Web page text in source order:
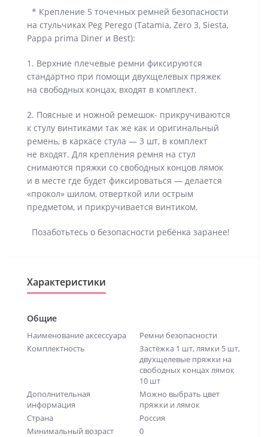
* Крепление 5 точечных ремней безопасности
на стульчиках Peg Perego (Tatamia, Zero 3, Siesta,
Pappa prima Diner и Best):
1. Верхние плечевые ремни фиксируются
стандартно при помощи двухщелевых пряжек
на свободных концах, входят в комплект.
2. Поясные и ножной ремешок- прикручиваются
к стулу винтиками так же как и оригинальный
ремень, в каркасе стула — 3 шт, в комплект
не входят. Для крепления ремня на стул
снимаются пряжки со свободных концов лямок
и в месте где будет фиксироваться — делается
«прокол» шилом, отверткой или острым
предметом, и прикручивается винтиком.
Позаботьтесь о безопасности ребёнка заранее!
Характеристики
Общие
Наименование аксессуара
Ремни безопасности
Комплектность
Застёжка 1 шт, лямки 5 шт,
двухщелевые пряжки на
свободных концах лямок
10 шт
Дополнительная
информация
Можно выбрать цвет
пряжки и лямок
Страна
Россия
Минимальный возраст
0